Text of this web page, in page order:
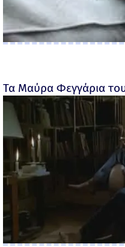
Τα Μαύρα Φεγγάρια